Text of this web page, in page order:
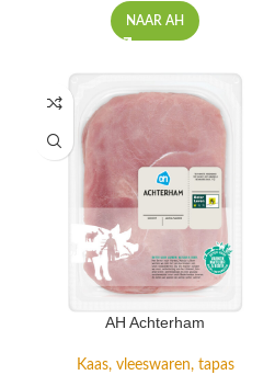
NAAR AH
AH Achterham
Kaas, vleeswaren, tapas